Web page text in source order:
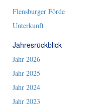
Flensburger Förde
Unterkunft
Jahresrückblick
Jahr 2026
Jahr 2025
Jahr 2024
Jahr 2023